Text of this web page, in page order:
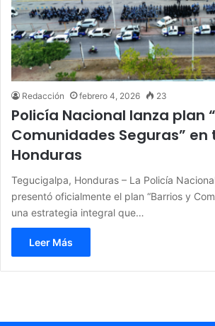
Redacción febrero 4, 2026 23
Policía Nacional lanza plan
Comunidades Seguras” en
Honduras
Tegucigalpa, Honduras – La Policía
presentó oficialmente el plan “Barrios y
una estrategia integral que…
Leer Más